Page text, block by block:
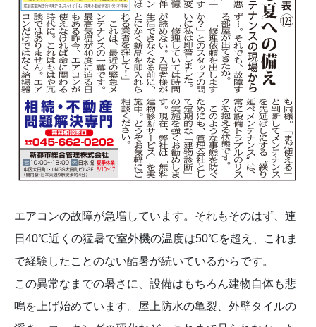
エアコンの故障が急増しています。それもそのはず、連
日40℃近くの猛暑で室外機の温度は50℃を超え、これま
で経験したことのない酷暑が続いているからです。
この異常なまでの暑さに、設備はもちろん建物自体も悲
鳴を上げ始めています。屋上防水の亀裂、外壁タイルの